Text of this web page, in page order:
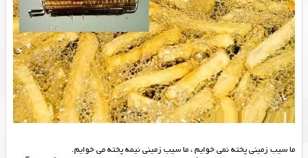
ما سیب زمینی پخته نمی خوایم ، ما سیب زمینی نیمه پخته می خوایم.